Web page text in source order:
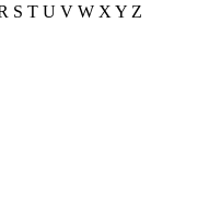
S T U V W X Y Z